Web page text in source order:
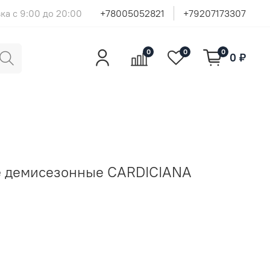
с 9:00 до 20:00 +78005052821 +79207173307
0 0 0 0 ₽
CARDICIANA